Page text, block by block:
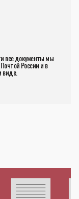
все документы мы
России и в
виде.